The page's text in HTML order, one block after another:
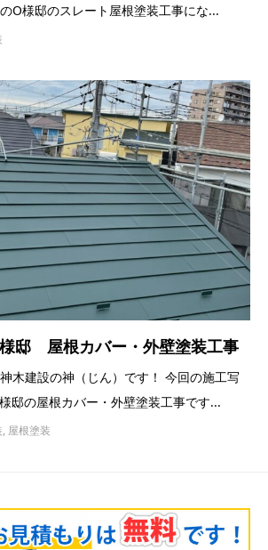
O様邸のスレート屋根塗装工事にな...
邸 屋根カバー・外壁塗装工事
木建設の神（じん）です！ 今回の施工写
邸の屋根カバー・外壁塗装工事です...
, 屋根塗装